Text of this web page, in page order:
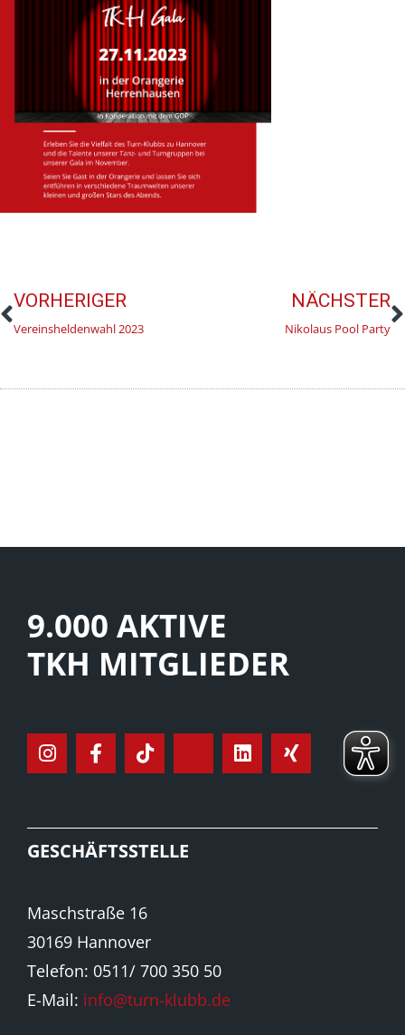
VORHERIGER
Vereinsheldenwahl 2023
NÄCHSTER
Nikolaus Pool Party
9.000 AKTIVE
TKH MITGLIEDER
GESCHÄFTSSTELLE
Maschstraße 16
30169 Hannover
Telefon: 0511/ 700 350 50
E-Mail: info@turn-klubb.de